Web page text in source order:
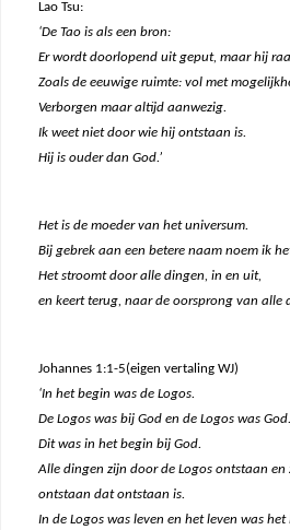
Lao Tsu:
‘De Tao is als een bron:
Er wordt doorlopend uit geput, maar hij
Zoals de eeuwige ruimte: vol met
Verborgen maar altijd aanwezig.
Ik weet niet door wie hij ontstaan is.
Hij is ouder dan God.’
Het is de moeder van het universum.
Bij gebrek aan een betere naam noem ik
Het stroomt door alle dingen, in en uit,
en keert terug, naar de oorsprong van alle
Johannes 1:1-5(eigen vertaling WJ)
‘In het begin was de Logos.
De Logos was bij God en de Logos was God.
Dit was in het begin bij God.
Alle dingen zijn door de Logos ontstaan
ontstaan dat ontstaan is.
In de Logos was leven en het leven was